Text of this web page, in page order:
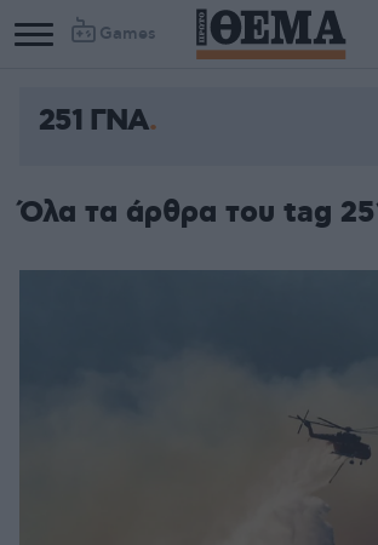
Games
251 ΓΝΑ
Όλα τα άρθρα του tag